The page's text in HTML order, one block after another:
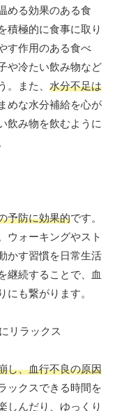
める効果のある食
積極的に食事に取り
す作用のある食べ
や冷たい飲み物など
。また、 水分不足は
めな水分補給を心が
飲み物を飲むように
予防に効果的です。
ウォーキングやスト
かす習慣を日常生活
継続することで、血
も繋がります。
リラックス
し、血行不良の原因
ックスできる時間を
しんだり、ゆっくり